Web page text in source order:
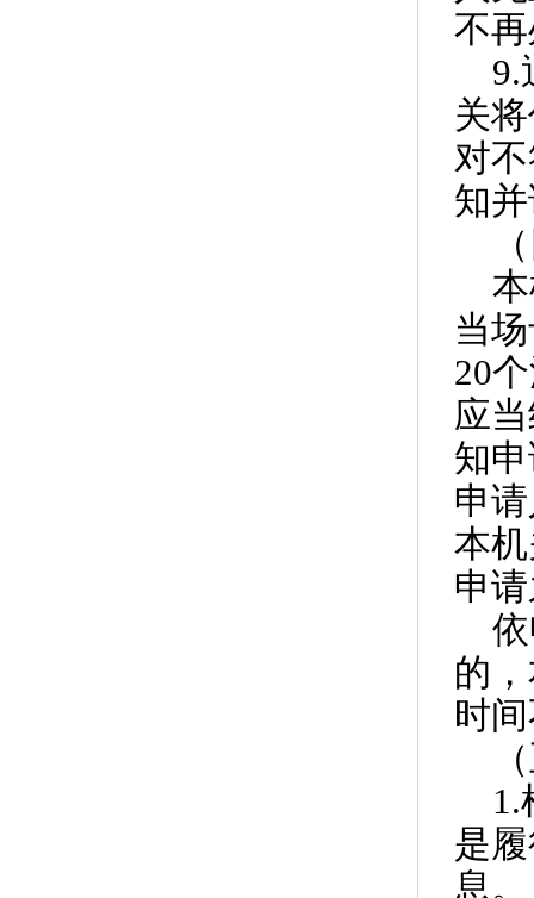
不
9.
关
对
知
当
20
应
知
申
本
申
的
时
1.
是
息。